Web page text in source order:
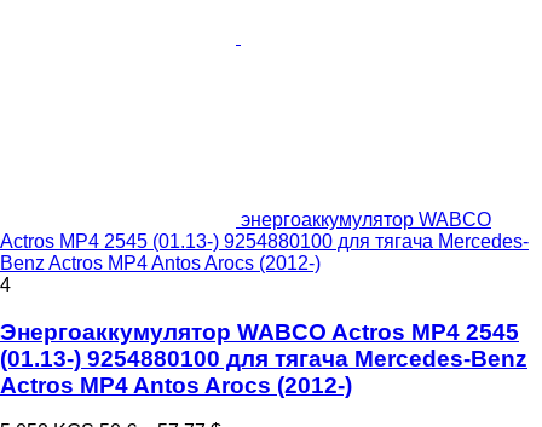
энергоаккумулятор WABCO
Actros MP4 2545 (01.13-) 9254880100 для тягача Mercedes-
Benz Actros MP4 Antos Arocs (2012-)
4
Энергоаккумулятор WABCO Actros MP4 2545
(01.13-) 9254880100 для тягача Mercedes-Benz
Actros MP4 Antos Arocs (2012-)